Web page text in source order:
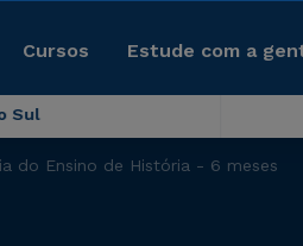
Cursos Estude com a
Sul
do Ensino de História - 6 meses